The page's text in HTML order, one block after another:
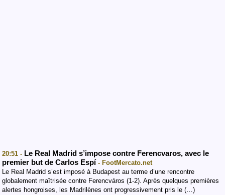
20:51 - Le Real Madrid s’impose contre Ferencvaros, avec le
premier but de Carlos Espí - FootMercato.net
Le Real Madrid s’est imposé à Budapest au terme d’une rencontre
globalement maîtrisée contre Ferencváros (1-2). Après quelques premières
alertes hongroises, les Madrilènes ont progressivement pris le (…)